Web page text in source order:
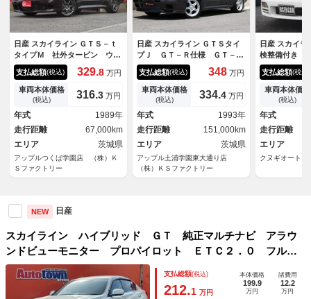
日産 スカイライン ＧＴＳ－ｔ
タイプＭ 社外タービン ウエ
ストゲート ファイナルスピー
ド１７インチＡＷ 前置きイン
タークーラー 社外マフラー
ＢＬＩＴＺエアクリーナー タ
ワーバー
支払総額(税込) 329.8 万円
車両本体価格
(税込) 316.3 万円
年式
1989年
走行距離
67,000km
エリア
茨城県
アップルつくば学園店 （株）Ｋ
Ｓファクトリー
日産 スカイライン ＧＴＳタイ
プＪ ＧＴ－Ｒ仕様 ＧＴ－Ｒ
仕様 純正５速 ガンメタ新規
全塗装 Ｄ．ｓｐｅｅｄカーボ
ンボンネット ＧＴ－Ｒ風フロ
ントバンパー ＧＴ－Ｒ純正リ
アスポイラー ボルクレーシン
グＧｒ．ＡＶ１７インチＡＷ
ＨＫＳアーシング ＥＴＣ
支払総額(税込) 348 万円
車両本体価格
(税込) 334.4 万円
年式
1993年
走行距離
151,000km
エリア
茨城県
アップル土浦学園東大通り店
（株）ＫＳファクトリー
日産 スカイ
検整備付き
ン カロッツ
ヤー
支払総額(税込)
車両本体価格
(税込)
年式
走行距離
エリア
クヌギオート
NEW 日産
スカイライン ハイブリッド ＧＴ 純正マルチナビ アラウ
ンドビューモニター プロパイロット ＥＴＣ２．０ フルセ
グＴＶ ＣＤ・ＤＶＤ Ｂｌｕｅｔｏｏｔｈオーディオ 追従
レーダークルーズ ＬＥＤヘッドライト 電動リアゲート
支払総額(税込)
212.1 万円
本体価格
199.9
万円
諸費用
12.2
万円